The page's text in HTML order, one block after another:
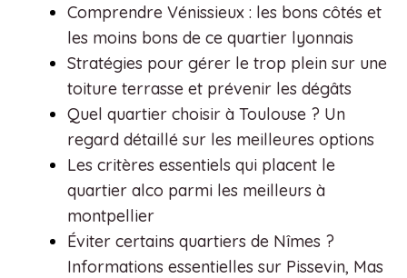
Comprendre Vénissieux : les bons côtés et
les moins bons de ce quartier lyonnais
Stratégies pour gérer le trop plein sur une
toiture terrasse et prévenir les dégâts
Quel quartier choisir à Toulouse ? Un
regard détaillé sur les meilleures options
Les critères essentiels qui placent le
quartier alco parmi les meilleurs à
montpellier
Éviter certains quartiers de Nîmes ?
Informations essentielles sur Pissevin, Mas